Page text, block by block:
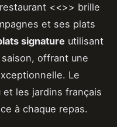
<<>> brille
et ses plats
signature utilisant
offrant une
Le
et les jardins français
à chaque repas.